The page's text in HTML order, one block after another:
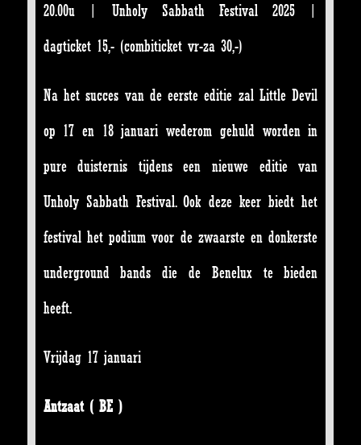
20.00u | Unholy Sabbath Festival 2025 |
dagticket 15,- (combiticket vr-za 30,-)
Na het succes van de eerste editie zal Little Devil
op 17 en 18 januari wederom gehuld worden in
pure duisternis tijdens een nieuwe editie van
Unholy Sabbath Festival. Ook deze keer biedt het
festival het podium voor de zwaarste en donkerste
underground bands die de Benelux te bieden
heeft.
Vrijdag 17 januari
Antzaat ( BE )